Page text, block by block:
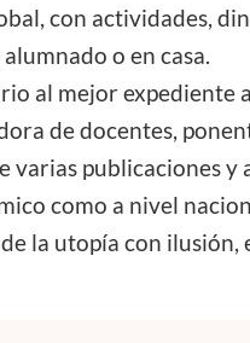
con actividades,
o en casa.
al mejor expediente
de docentes,
varias publicaciones y
como a nivel
la utopía con ilusión,